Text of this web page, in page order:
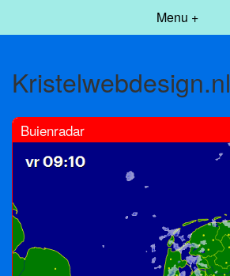
Menu +
Kristelwebdesign.nl
Buienradar